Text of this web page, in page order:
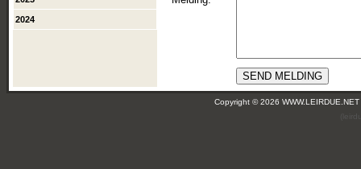
2024
Copyright © 2026